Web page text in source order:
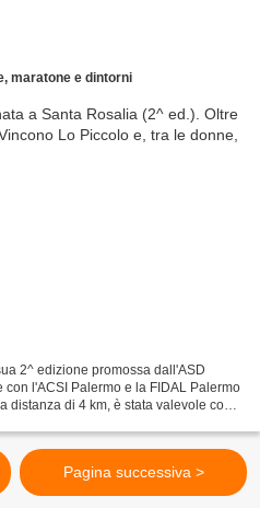
maratone e dintorni
2^ edizione promossa dall'ASD
l'ACSI Palermo e la FIDAL Palermo
distanza di 4 km, è stata valevole come
Pagina successiva >